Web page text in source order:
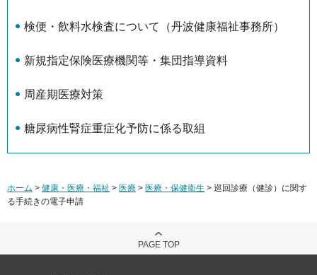
検便・飲料水検査について（丹波健康福祉事務所）
新規指定保険医療機関等・集団指導資料
周産期医療対策
糖尿病性腎症重症化予防に係る取組
ホーム > 健康・医療・福祉 > 医療 > 医療・保健衛生 > 巡回診療（健診）に関す
る手続きの電子申請
PAGE TOP